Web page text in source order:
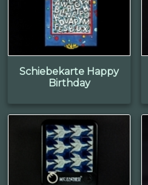
Schiebekarte Happy
Birthday